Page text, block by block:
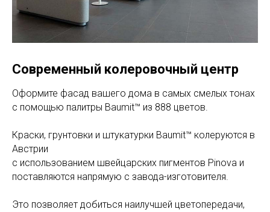
Современный колеровочный центр
Оформите фасад вашего дома в самых смелых тонах
с помощью палитры Baumit™ из 888 цветов.
Краски, грунтовки и штукатурки Baumit™ колеруются в
Австрии
с использованием швейцарских пигментов Pinova и
поставляются напрямую с завода-изготовителя.
Это позволяет добиться наилучшей цветопередачи,